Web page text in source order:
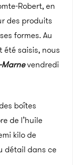
Robert,en
des produits
formes. Au
saisis, nous
Marnevendredi
boîtes
de l’huile
kilo de
détail dans ce